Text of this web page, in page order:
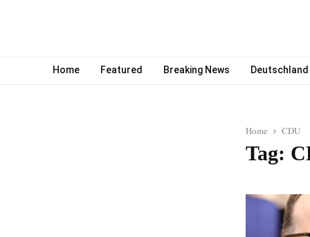
Home Featured Breaking News Deutschland
Home CDU
Tag: